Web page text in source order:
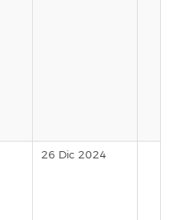
26 Dic 2024